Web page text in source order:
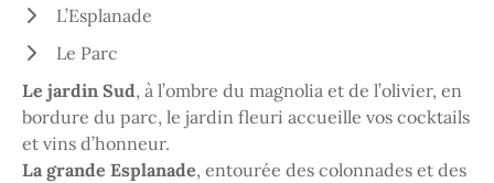
L’Esplanade
Le Parc
Le jardin Sud, à l’ombre du magnolia et de l’olivier, en
bordure du parc, le jardin fleuri accueille vos cocktails
et vins d’honneur.
La grande Esplanade, entourée des colonnades et des